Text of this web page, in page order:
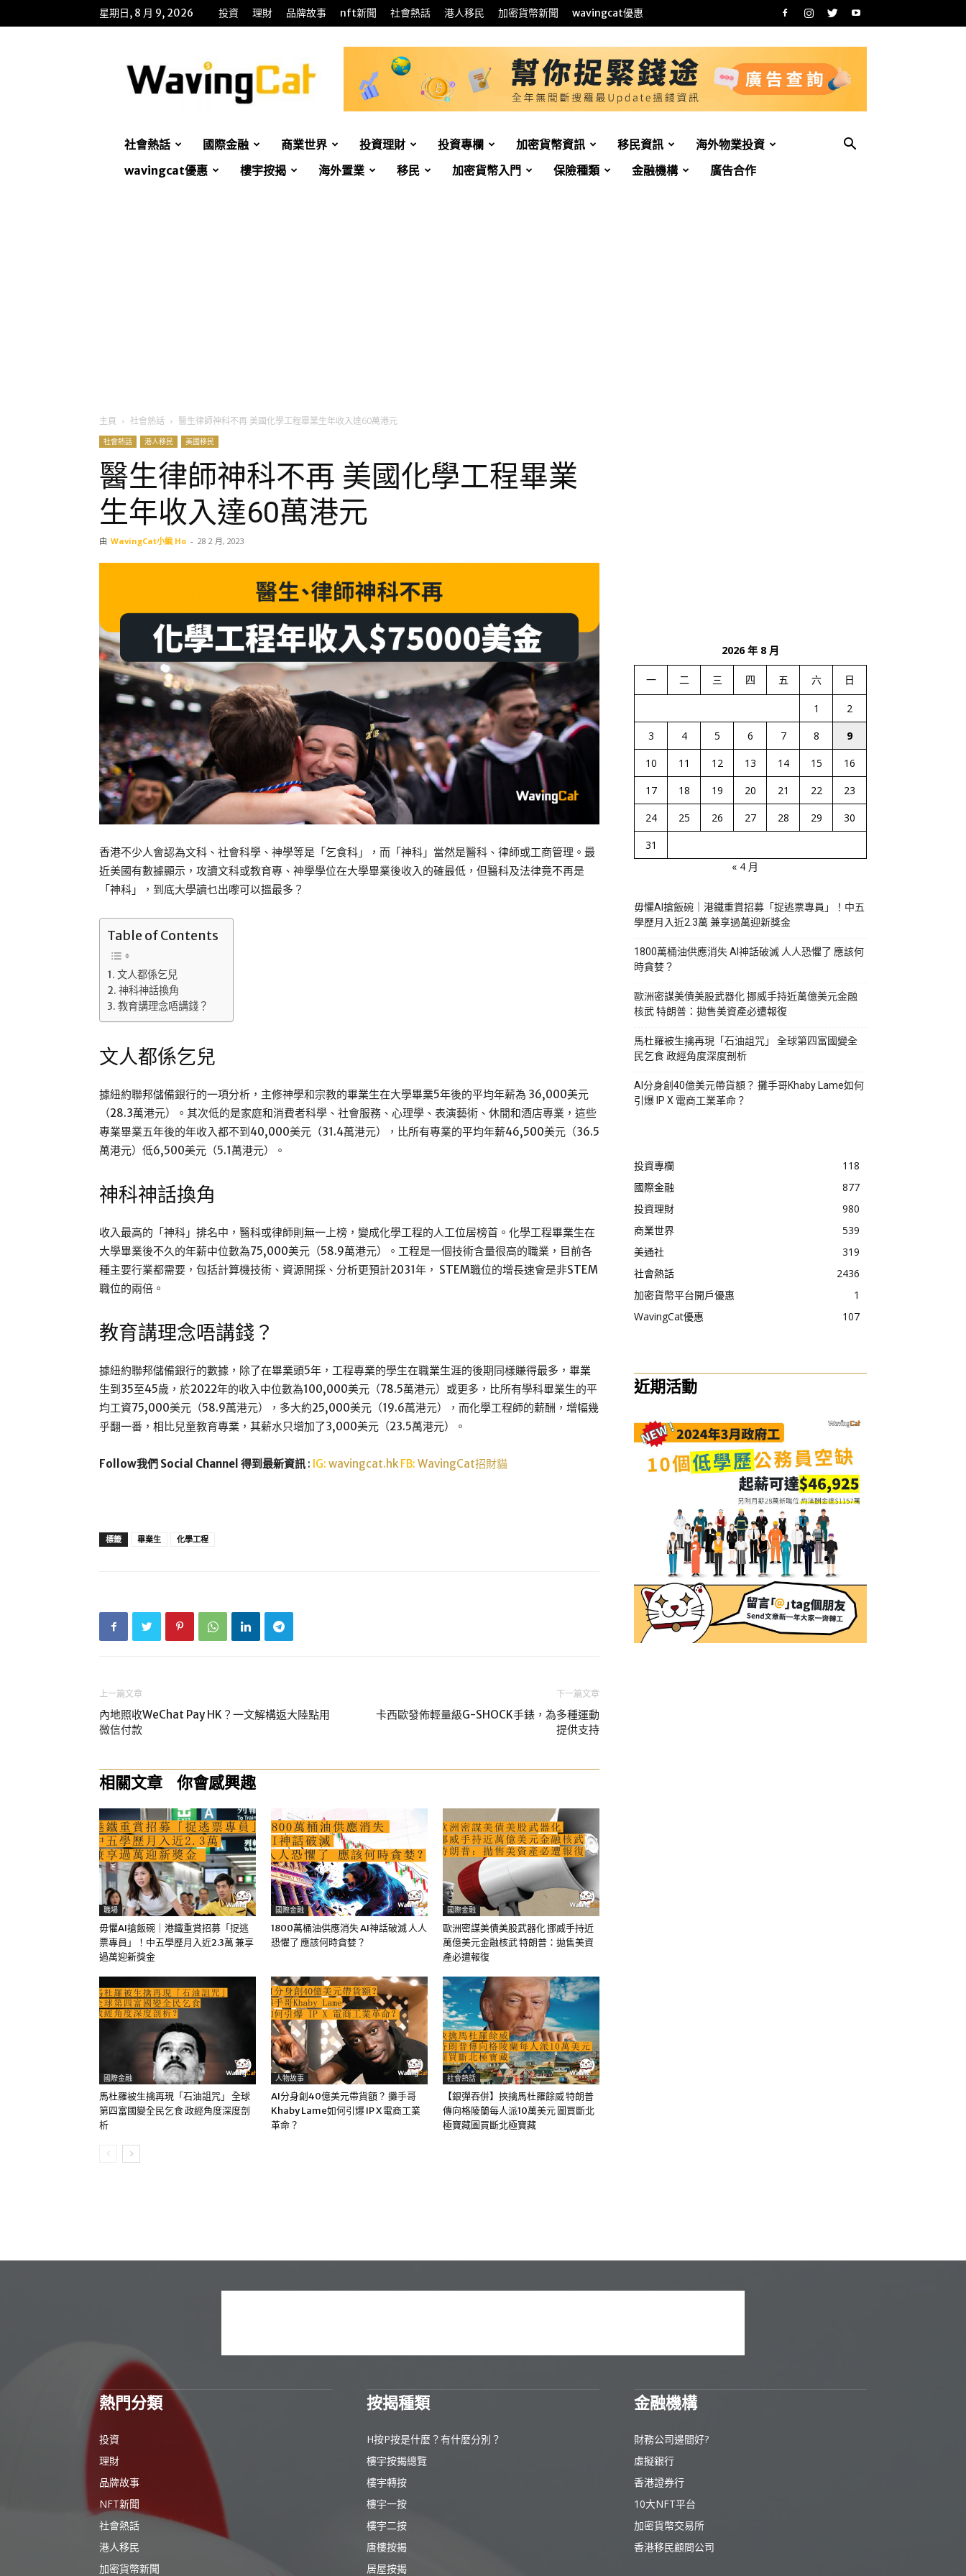
星期日, 8 月 9, 2026 投資 理財 品牌故事 nft新聞 社會熱話 港人移民 加密貨幣新聞 wavingcat優惠
招
財
貓
社會熱話 國際金融 商業世界 投資理財 投資專欄 加密貨幣資訊 移民資訊
海外物業投資
wavingcat優惠
樓宇按揭 海外置業 移民 加密貨幣入門 保險種類 金融機構 廣告合作
主頁 社會熱話 醫生律師神科不再 美國化學工程畢業生年收入達60萬港元
社會熱話 港人移民 美國移民
醫生律師神科不再 美國化學工程畢業
生年收入達60萬港元
由 WavingCat小編 Ho - 28 2 月, 2023
香港不少人會認為文科、社會科學、神學等是「乞食科」，而「神科」當然是醫科、律師或工商管理。最
近美國有數據顯示，攻讀文科或教育專、神學學位在大學畢業後收入的確最低，但醫科及法律竟不再是
「神科」，到底大學讀乜出嚟可以搵最多？
Table of Contents
文人都係乞兒
神科神話換角
教育講理念唔講錢？
文人都係乞兒
據紐約聯邦儲備銀行的一項分析，主修神學和宗教的畢業生在大學畢業5年後的平均年薪為 36,000美元
（28.3萬港元）。其次低的是家庭和消費者科學、社會服務、心理學、表演藝術、休閒和酒店專業，這些
專業畢業五年後的年收入都不到40,000美元（31.4萬港元），比所有專業的平均年薪46,500美元（36.5
萬港元）低6,500美元（5.1萬港元）。
神科神話換角
收入最高的「神科」排名中，醫科或律師則無一上榜，變成化學工程的人工位居榜首。化學工程畢業生在
大學畢業後不久的年薪中位數為75,000美元（58.9萬港元）。工程是一個技術含量很高的職業，目前各
種主要行業都需要，包括計算機技術、資源開採、分析更預計2031年， STEM職位的增長速會是非STEM
職位的兩倍。
教育講理念唔講錢？
據紐約聯邦儲備銀行的數據，除了在畢業頭5年，工程專業的學生在職業生涯的後期同樣賺得最多，畢業
生到35至45歲，於2022年的收入中位數為100,000美元（78.5萬港元）或更多，比所有學科畢業生的平
均工資75,000美元（58.9萬港元），多大約25,000美元（19.6萬港元），而化學工程師的薪酬，增幅幾
乎翻一番，相比兒童教育專業，其薪水只增加了3,000美元（23.5萬港元）。
Follow我們 Social Channel 得到最新資訊 : IG: wavingcat.hkFB: WavingCat招財貓
標籤 畢業生 化學工程
上一篇文章
內地照收WeChat Pay HK？一文解構返大陸點用
微信付款
下一篇文章
卡西歐發佈輕量級G-SHOCK手錶，為多種運動
提供支持
相關文章 你會感興趣
職場
毋懼AI搶飯碗｜港鐵重賞招募「捉逃
票專員」！中五學歷月入近2.3萬 兼享
過萬迎新獎金
國際金融
1800萬桶油供應消失 AI神話破滅 人人
恐懼了 應該何時貪婪？
國際金融
歐洲密謀美債美股武器化 挪威手持近
萬億美元金融核武 特朗普：拋售美資
產必遭報復
國際金融
馬杜羅被生擒再現「石油詛咒」 全球
第四富國變全民乞食 政經角度深度剖
析
人物故事
AI分身創40億美元帶貨額？ 攤手哥
Khaby Lame如何引爆 IP X 電商工業
革命？
社會熱話
【銀彈吞併】挾擒馬杜羅餘威 特朗普
傳向格陵蘭每人派10萬美元 圖買斷北
極寶藏圖買斷北極寶藏
2026 年 8 月
一 二 三 四 五 六 日
1
2
3
4 5 6 7 8
9
10
11 12 13 14 15
16
17
18 19 20 21 22
23
24
25 26 27 28 29
30
31
« 4 月
毋懼AI搶飯碗｜港鐵重賞招募「捉逃票專員」！中五
學歷月入近2.3萬 兼享過萬迎新獎金
1800萬桶油供應消失 AI神話破滅 人人恐懼了 應該何
時貪婪？
歐洲密謀美債美股武器化 挪威手持近萬億美元金融
核武 特朗普：拋售美資產必遭報復
馬杜羅被生擒再現「石油詛咒」 全球第四富國變全
民乞食 政經角度深度剖析
AI分身創40億美元帶貨額？ 攤手哥Khaby Lame如何
引爆 IP X 電商工業革命？
投資專欄
118
國際金融
877
投資理財
980
商業世界
539
美通社
319
社會熱話
2436
加密貨幣平台開戶優惠
1
WavingCat優惠
107
近期活動
熱門分類
投資
理財
品牌故事
NFT新聞
社會熱話
港人移民
加密貨幣新聞
按揭種類
H按P按是什麼？有什麼分別？
樓宇按揭總覽
樓宇轉按
樓宇一按
樓宇二按
唐樓按揭
居屋按揭
金融機構
財務公司邊間好?
虛擬銀行
香港證券行
10大NFT平台
加密貨幣交易所
香港移民顧問公司